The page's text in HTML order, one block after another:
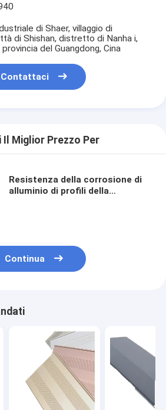
di Shaer, villaggio di
di Shishan, distretto di Nanha i,
del Guangdong, Cina
Contattaci
Il Miglior Prezzo Per
Resistenza della corrosione di
alluminio di profili della
Continua